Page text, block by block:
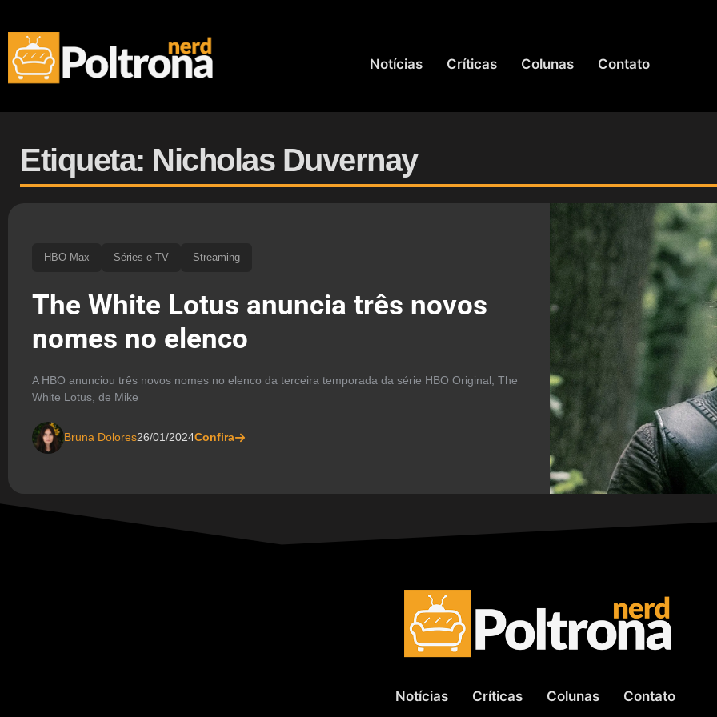
Notícias Críticas Colunas Contato
Etiqueta: Nicholas Duvernay
HBO Max Séries e TV Streaming
The White Lotus anuncia três novos
nomes no elenco
A HBO anunciou três novos nomes no elenco da terceira temporada da série HBO Original, The
White Lotus, de Mike
Bruna Dolores26/01/2024Confira
Notícias Críticas Colunas Contato